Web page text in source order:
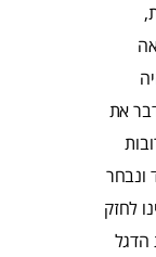
את
ונבחר
לחזק
הדגל